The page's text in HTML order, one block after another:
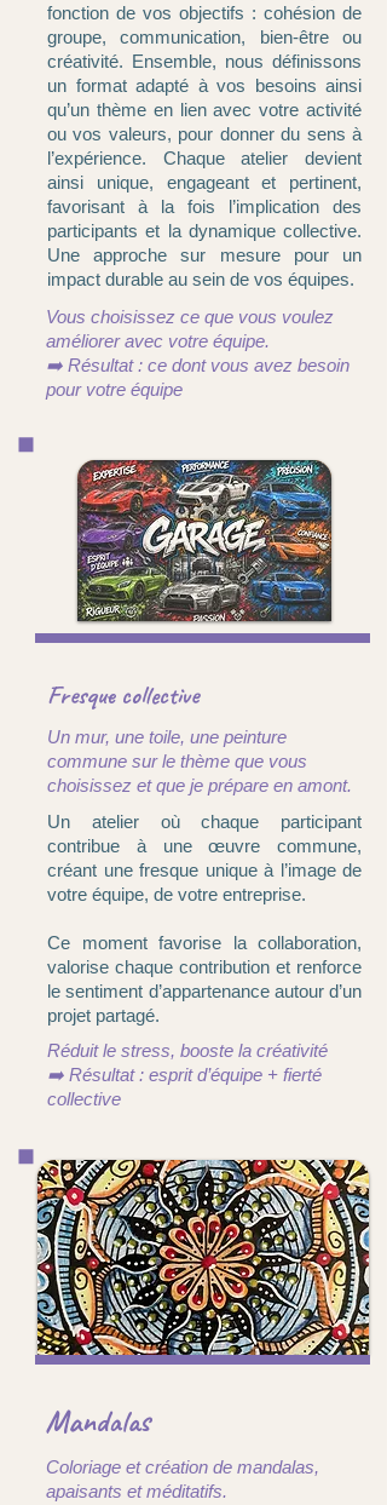
fonction de vos objectifs : cohésion de
groupe, communication, bien-être ou
créativité. Ensemble, nous définissons
un format adapté à vos besoins ainsi
qu’un thème en lien avec votre activité
ou vos valeurs, pour donner du sens à
l’expérience. Chaque atelier devient
ainsi unique, engageant et pertinent,
favorisant à la fois l’implication des
participants et la dynamique collective.
Une approche sur mesure pour un
impact durable au sein de vos équipes.
Vous choisissez ce que vous voulez
améliorer avec votre équipe.
➡️ Résultat : ce dont vous avez besoin
pour votre équipe
Fresque collective
Un mur, une toile, une peinture
commune sur le thème que vous
choisissez et que je prépare en amont.
Un atelier où chaque participant
contribue à une œuvre commune,
créant une fresque unique à l’image de
votre équipe, de votre entreprise.
Ce moment favorise la collaboration,
valorise chaque contribution et renforce
le sentiment d’appartenance autour d’un
projet partagé.​
Réduit le stress, booste la créativité
➡️ Résultat : esprit d’équipe + fierté
collective
Mandalas
Coloriage et création de mandalas,
apaisants et méditatifs.